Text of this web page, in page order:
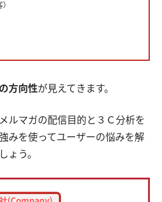
方向性が見えてきます。
ルマガの配信目的と３Ｃ分析を
みを使ってユーザーの悩みを解
ょう。